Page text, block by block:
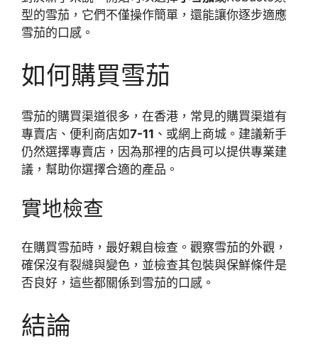
型的雪茄，它們不僅操作簡單，還能讓你逐步適應
雪茄的口感。
如何購買雪茄
雪茄的購買渠道很多，在香港，常見的購買渠道有
專賣店、便利商店如7-11 、或網上商城。建議新手
仍然選擇專賣店，因為那裡的店員可以提供專業建
議，幫助你選擇合適的產品。
實地檢查
在購買雪茄時，最好親自檢查。觀察雪茄的外觀，
確保沒有裂縫與變色，並檢查其包裝與保鮮條件是
否良好，這些都關係到雪茄的口感。
結論